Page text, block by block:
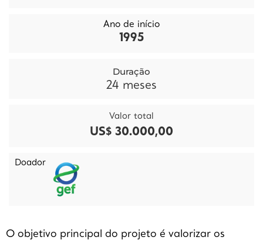
Ano de início
1995
Duração
24 meses
Valor total
US$ 30.000,00
Doador
O objetivo principal do projeto é valorizar os